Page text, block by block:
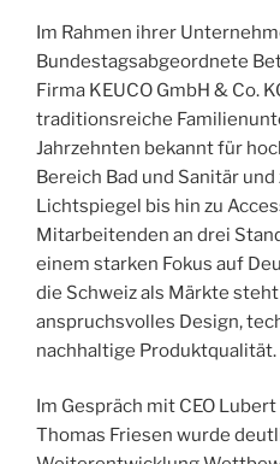
Im Rahmen ihrer
Bundestagsabgeordnete
Firma KEUCO GmbH & Co.
traditionsreiche
Jahrzehnten bekannt für
Bereich Bad und Sanitär
Lichtspiegel bis hin zu
Mitarbeitenden an drei
einem starken Fokus auf
die Schweiz als Märkte
anspruchsvolles Design,
nachhaltige Produktqualität.
Im Gespräch mit CEO
Thomas Friesen wurde